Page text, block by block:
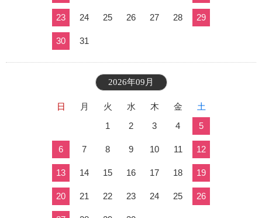
23 24 25 26 27 28 29
30 31
2026年09月
日 月 火 水 木 金
土
1
2 3 4 5
6 7 8 9 10 11 12
13 14 15 16 17 18 19
20 21 22 23 24 25 26